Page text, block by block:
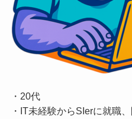
・20代
・IT未経験からSIerに就職